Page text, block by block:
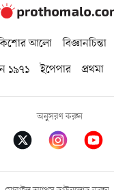
আলো বিজ্ঞানচিন্তা
১৯৭১ ইপেপার প্রথমা
অনুসরণ করুন